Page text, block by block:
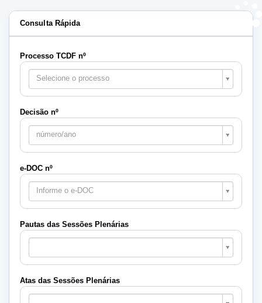
Consulta Rápida
Processo TCDF nº
Selecione o processo
Decisão nº
número/ano
e-DOC nº
Informe o e-DOC
Pautas das Sessões Plenárias
Pautas
Sessões
Plenárias
Atas das Sessões Plenárias
Atas